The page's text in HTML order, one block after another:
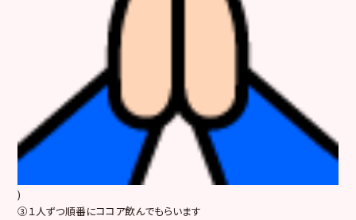
)
③１人ずつ順番にココア飲んでもらいます